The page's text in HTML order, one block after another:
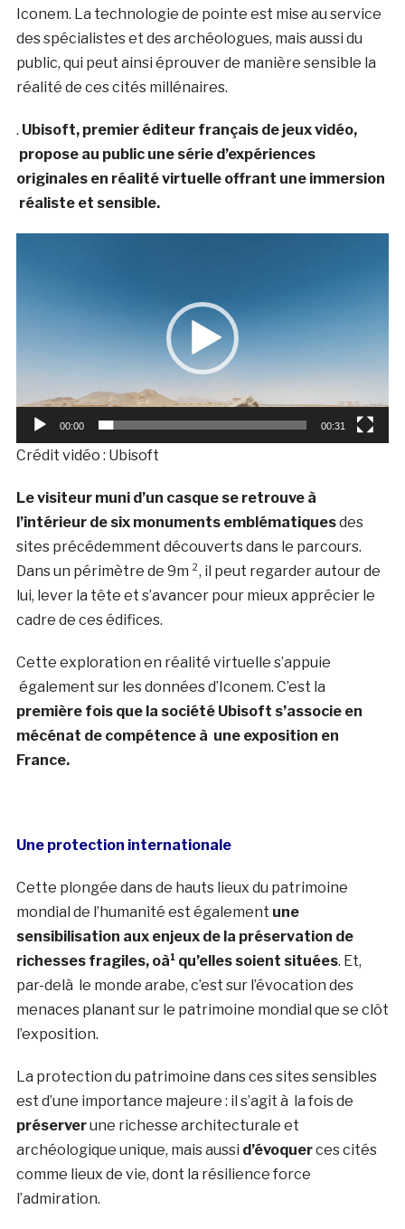
Iconem. La technologie de pointe est mise au service
des spécialistes et des archéologues, mais aussi du
public, qui peut ainsi éprouver de manière sensible la
réalité de ces cités millénaires.
. Ubisoft, premier éditeur français de jeux vidéo,
propose au public une série d’expériences
originales en réalité virtuelle offrant une immersion
réaliste et sensible.
00:00 00:31
Crédit vidéo : Ubisoft
Le visiteur muni d’un casque se retrouve à
l’intérieur de six monuments emblématiquesdes
sites précédemment découverts dans le parcours.
Dans un périmètre de 9m ², il peut regarder autour de
lui, lever la tête et s’avancer pour mieux apprécier le
cadre de ces édifices.
Cette exploration en réalité virtuelle s’appuie
également sur les données d’Iconem. C’est la
première fois que la société Ubisoft s’associe en
mécénat de compétence à une exposition en
France.
Une protection internationale
Cette plongée dans de hauts lieux du patrimoine
mondial de l’humanité est également une
sensibilisation aux enjeux de la préservation de
richesses fragiles, oà¹ qu’elles soient situées. Et,
par-delà le monde arabe, c’est sur l’évocation des
menaces planant sur le patrimoine mondial que se clôt
l’exposition.
La protection du patrimoine dans ces sites sensibles
est d’une importance majeure : il s’agit à la fois de
préserverune richesse architecturale et
archéologique unique, mais aussi d’évoquerces cités
comme lieux de vie, dont la résilience force
l’admiration.